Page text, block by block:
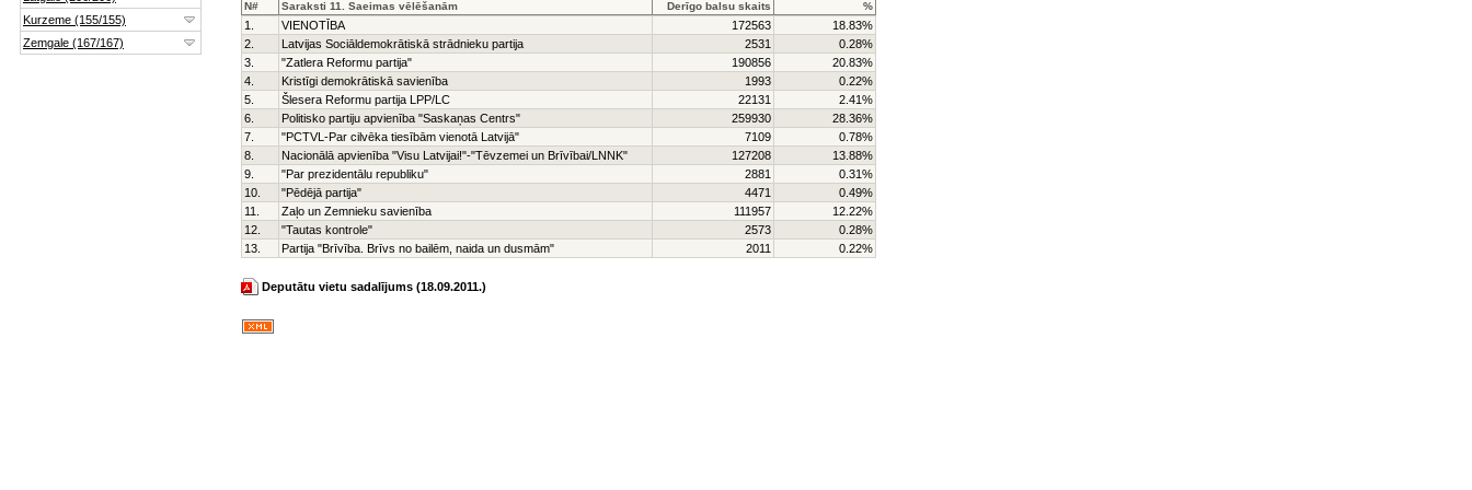
N# Saraksti 11. Saeimas vēlēšanām Derīgo balsu skaits %
1. VIENOTĪBA 172563
18.83%
2.
Latvijas Sociāldemokrātiskā strādnieku partija 2531
0.28%
3.
"Zatlera Reformu partija" 190856
20.83%
4.
Kristīgi demokrātiskā savienība 1993
0.22%
5.
Šlesera Reformu partija LPP/LC 22131
2.41%
6.
Politisko partiju apvienība "Saskaņas Centrs" 259930
28.36%
7.
"PCTVL-Par cilvēka tiesībām vienotā Latvijā" 7109
0.78%
8.
Nacionālā apvienība "Visu Latvijai!"-"Tēvzemei un Brīvībai/LNNK" 127208
13.88%
9.
"Par prezidentālu republiku" 2881
0.31%
10.
"Pēdējā partija" 4471
0.49%
11.
Zaļo un Zemnieku savienība 111957
12.22%
12.
"Tautas kontrole" 2573
0.28%
13.
Partija "Brīvība. Brīvs no bailēm, naida un dusmām" 2011 0.22%
Deputātu vietu sadalījums (18.09.2011.)